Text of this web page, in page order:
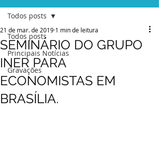
Todos posts
Principais Notícias
Gravações
Todos posts
SEMINÁRIO DO GRUPO
INER PARA
ECONOMISTAS EM
BRASÍLIA.
21 de mar. de 2019 1 min de leitura